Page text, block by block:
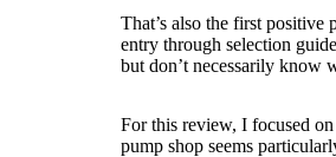
That’s also the first positive
entry through selection
but don’t necessarily know
For this review, I focused
pump shop seems